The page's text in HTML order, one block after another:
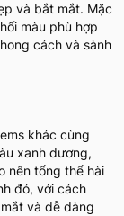
và bắt mắt. Mặc
màu phù hợp
cách và sành
khác cùng
xanh dương,
nên tổng thể hài
đó, với cách
và dễ dàng